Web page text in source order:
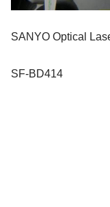
SANYO Optical
SF-BD414